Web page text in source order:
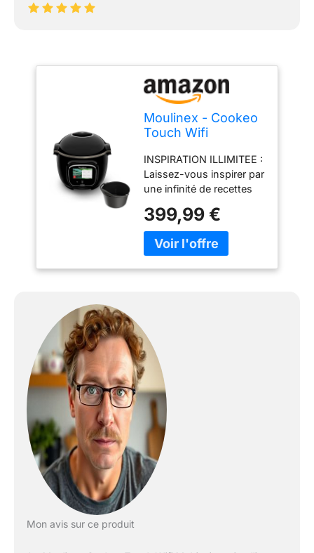
Moulinex - Cookeo
Touch Wifi
moule gâteau - 6 L
- Noir
INSPIRATION ILLIMITEE :
Laissez-vous inspirer par
une infinité de recettes
connexion WiFi, pour
une grande variété de
repas quotidiens
et aux vidéos qui
s’affichent sur un grand
écran tactile inclinable
CUISINEZ RAPIDEMENT :
Découvrez plus de 100
recettes réalisables en
moins de 10 min, et 13
modes de cuisson dont
cuire sous pression très
rapidement (mode
express), cuire à la
399,99 €
Mon avis sur ce produit